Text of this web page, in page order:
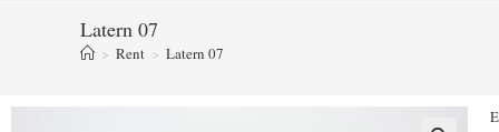
Latern 07
> Rent > Latern 07